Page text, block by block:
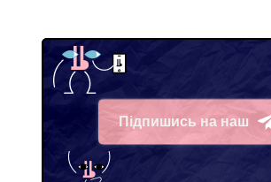
Підпишись на наш
Telegram